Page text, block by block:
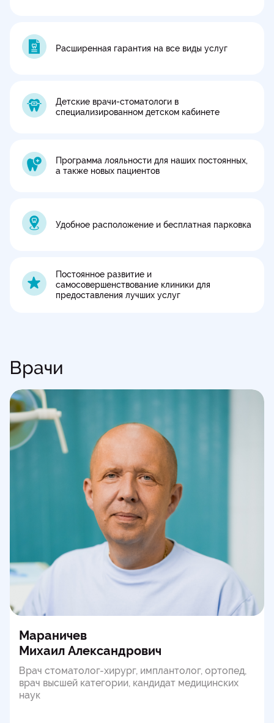
Расширенная гарантия на все виды услуг
Детские врачи-стоматологи в
специализированном детском кабинете
Программа лояльности для наших постоянных,
а также новых пациентов
Удобное расположение и бесплатная парковка
Постоянное развитие и
самосовершенствование клиники для
предоставления лучших услуг
Врачи
Мараничев
Михаил Александрович
Врач стоматолог-хирург, имплантолог, ортопед,
врач высшей категории, кандидат медицинских
наук